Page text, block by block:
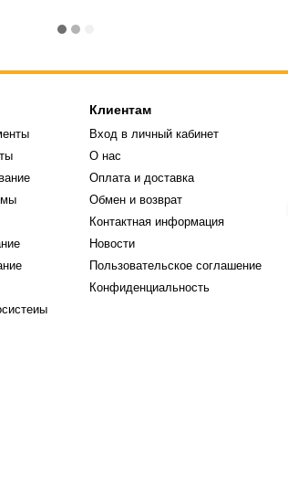
Клиентам
Вход в личный кабинет
О нас
Оплата и доставка
Обмен и возврат
Контактная информация
Новости
Пользовательское соглашение
Конфиденциальность